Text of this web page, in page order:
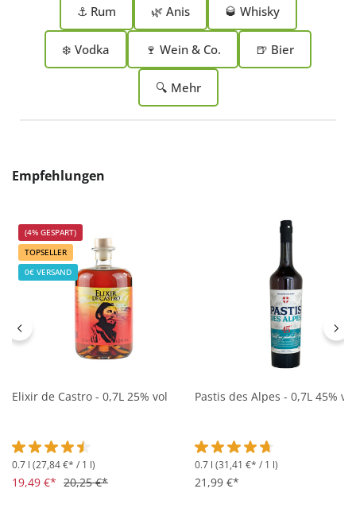
⚓ Rum 🌿 Anis 🥃 Whisky
❄️ Vodka 🍷 Wein & Co. 🍺 Bier
🔍 Mehr
Produktgalerie überspringen
Empfehlungen
(4% GESPART)
TOPSELLER
0€ VERSAND
Elixir de Castro - 0,7L 25% vol
Durchschnittliche Bewertung von 4.5 von 5 Sternen
0.7 l (27,84 €* / 1 l)
19,49 €* 20,25 €*
Pastis des Alpes - 0,7L 45% vol
Durchschnittliche
0.7 l (31,41 €* / 1 l)
21,99 €*